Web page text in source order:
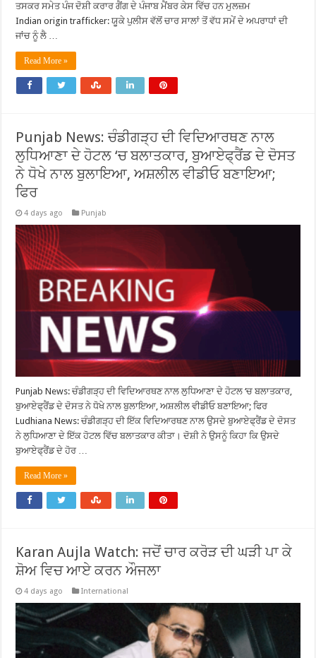
ਤਸਕਰ ਸਮੇਤ ਪੰਜ ਦੋਸ਼ੀ ਕਰਾਰ ਗੈਂਗ ਦੇ ਪੰਜਾਬ ਮੈਂਬਰ ਕੇਸ ਵਿੱਚ ਹਨ ਮੁਲਜ਼ਮ
Indian origin trafficker: ਯੂਕੇ ਪੁਲੀਸ ਵੱਲੋਂ ਚਾਰ ਸਾਲਾਂ ਤੋਂ ਵੱਧ ਸਮੇਂ ਦੇ ਅਪਰਾਧਾਂ ਦੀ
ਜਾਂਚ ਨੂੰ ਲੈ …
Read More »
Punjab News: ਚੰਡੀਗੜ੍ਹ ਦੀ ਵਿਦਿਆਰਥਣ ਨਾਲ
ਲੁਧਿਆਣਾ ਦੇ ਹੋਟਲ ‘ਚ ਬਲਾਤਕਾਰ, ਬੁਆਏਫ੍ਰੈਂਡ ਦੇ ਦੋਸਤ
ਨੇ ਧੋਖੇ ਨਾਲ ਬੁਲਾਇਆ, ਅਸ਼ਲੀਲ ਵੀਡੀਓ ਬਣਾਇਆ;
ਫਿਰ
4 days ago Punjab
Punjab News: ਚੰਡੀਗੜ੍ਹ ਦੀ ਵਿਦਿਆਰਥਣ ਨਾਲ ਲੁਧਿਆਣਾ ਦੇ ਹੋਟਲ ‘ਚ ਬਲਾਤਕਾਰ,
ਬੁਆਏਫ੍ਰੈਂਡ ਦੇ ਦੋਸਤ ਨੇ ਧੋਖੇ ਨਾਲ ਬੁਲਾਇਆ, ਅਸ਼ਲੀਲ ਵੀਡੀਓ ਬਣਾਇਆ; ਫਿਰ
Ludhiana News: ਚੰਡੀਗੜ੍ਹ ਦੀ ਇੱਕ ਵਿਦਿਆਰਥਣ ਨਾਲ ਉਸਦੇ ਬੁਆਏਫ੍ਰੈਂਡ ਦੇ ਦੋਸਤ
ਨੇ ਲੁਧਿਆਣਾ ਦੇ ਇੱਕ ਹੋਟਲ ਵਿੱਚ ਬਲਾਤਕਾਰ ਕੀਤਾ। ਦੋਸ਼ੀ ਨੇ ਉਸਨੂੰ ਕਿਹਾ ਕਿ ਉਸਦੇ
ਬੁਆਏਫ੍ਰੈਂਡ ਦੇ ਹੋਰ …
Read More »
Karan Aujla Watch: ਜਦੋਂ ਚਾਰ ਕਰੋੜ ਦੀ ਘੜੀ ਪਾ ਕੇ
ਸ਼ੋਅ ਵਿਚ ਆਏ ਕਰਨ ਔਜਲਾ
4 days ago International